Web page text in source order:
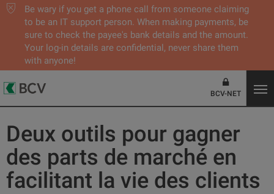
Be wary if you get a phone call from someone claiming
to be an IT support person. When making payments, be
sure to check the payee's bank details and the amount.
Your log-in details are confidential, never share them
with anyone!
BCV-NET
Deux outils pour gagner
des parts de marché en
facilitant la vie des clients